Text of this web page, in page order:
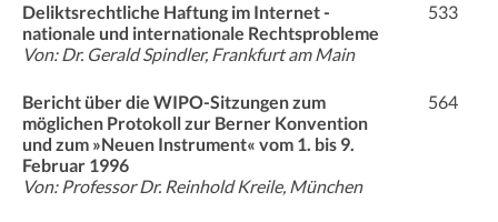
Deliktsrechtliche Haftung im Internet -
nationale und internationale Rechtsprobleme
Von: Dr. Gerald Spindler, Frankfurt am Main
533
Bericht über die WIPO-Sitzungen zum
möglichen Protokoll zur Berner Konvention
und zum »Neuen Instrument« vom 1. bis 9.
Februar 1996
Von: Professor Dr. Reinhold Kreile, München
564